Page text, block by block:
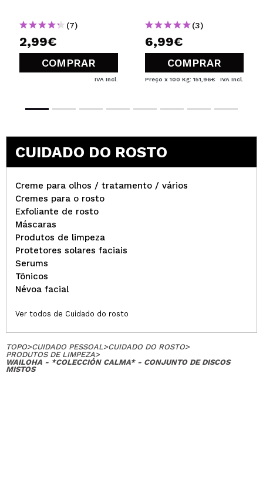
(7)
2,99€
COMPRAR
IVA Incl.
(3)
6,99€
COMPRAR
Preço x 100 Kg: 151,96€ IVA Incl.
CUIDADO DO ROSTO
Creme para olhos / tratamento / vários
Cremes para o rosto
Exfoliante de rosto
Máscaras
Produtos de limpeza
Protetores solares faciais
Serums
Tônicos
Névoa facial
Ver todos de Cuidado do rosto
TOPO>CUIDADO PESSOAL>CUIDADO DO ROSTO>
PRODUTOS DE LIMPEZA>
WAILOHA - *COLECCIÓN CALMA* - CONJUNTO DE DISCOS
MISTOS